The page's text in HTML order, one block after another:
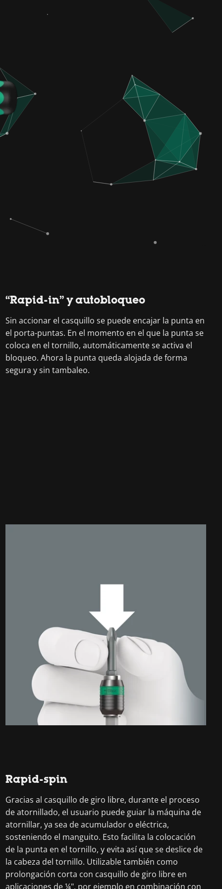
“Rapid-in” y autobloqueo
Sin accionar el casquillo se puede encajar la punta en
el porta-puntas. En el momento en el que la punta se
coloca en el tornillo, automáticamente se activa el
bloqueo. Ahora la punta queda alojada de forma
segura y sin tambaleo.
Rapid-spin
Gracias al casquillo de giro libre, durante el proceso
de atornillado, el usuario puede guiar la máquina de
atornillar, ya sea de acumulador o eléctrica,
sosteniendo el manguito. Esto facilita la colocación
de la punta en el tornillo, y evita así que se deslice de
la cabeza del tornillo. Utilizable también como
prolongación corta con casquillo de giro libre en
aplicaciones de ¼", por ejemplo en combinación con